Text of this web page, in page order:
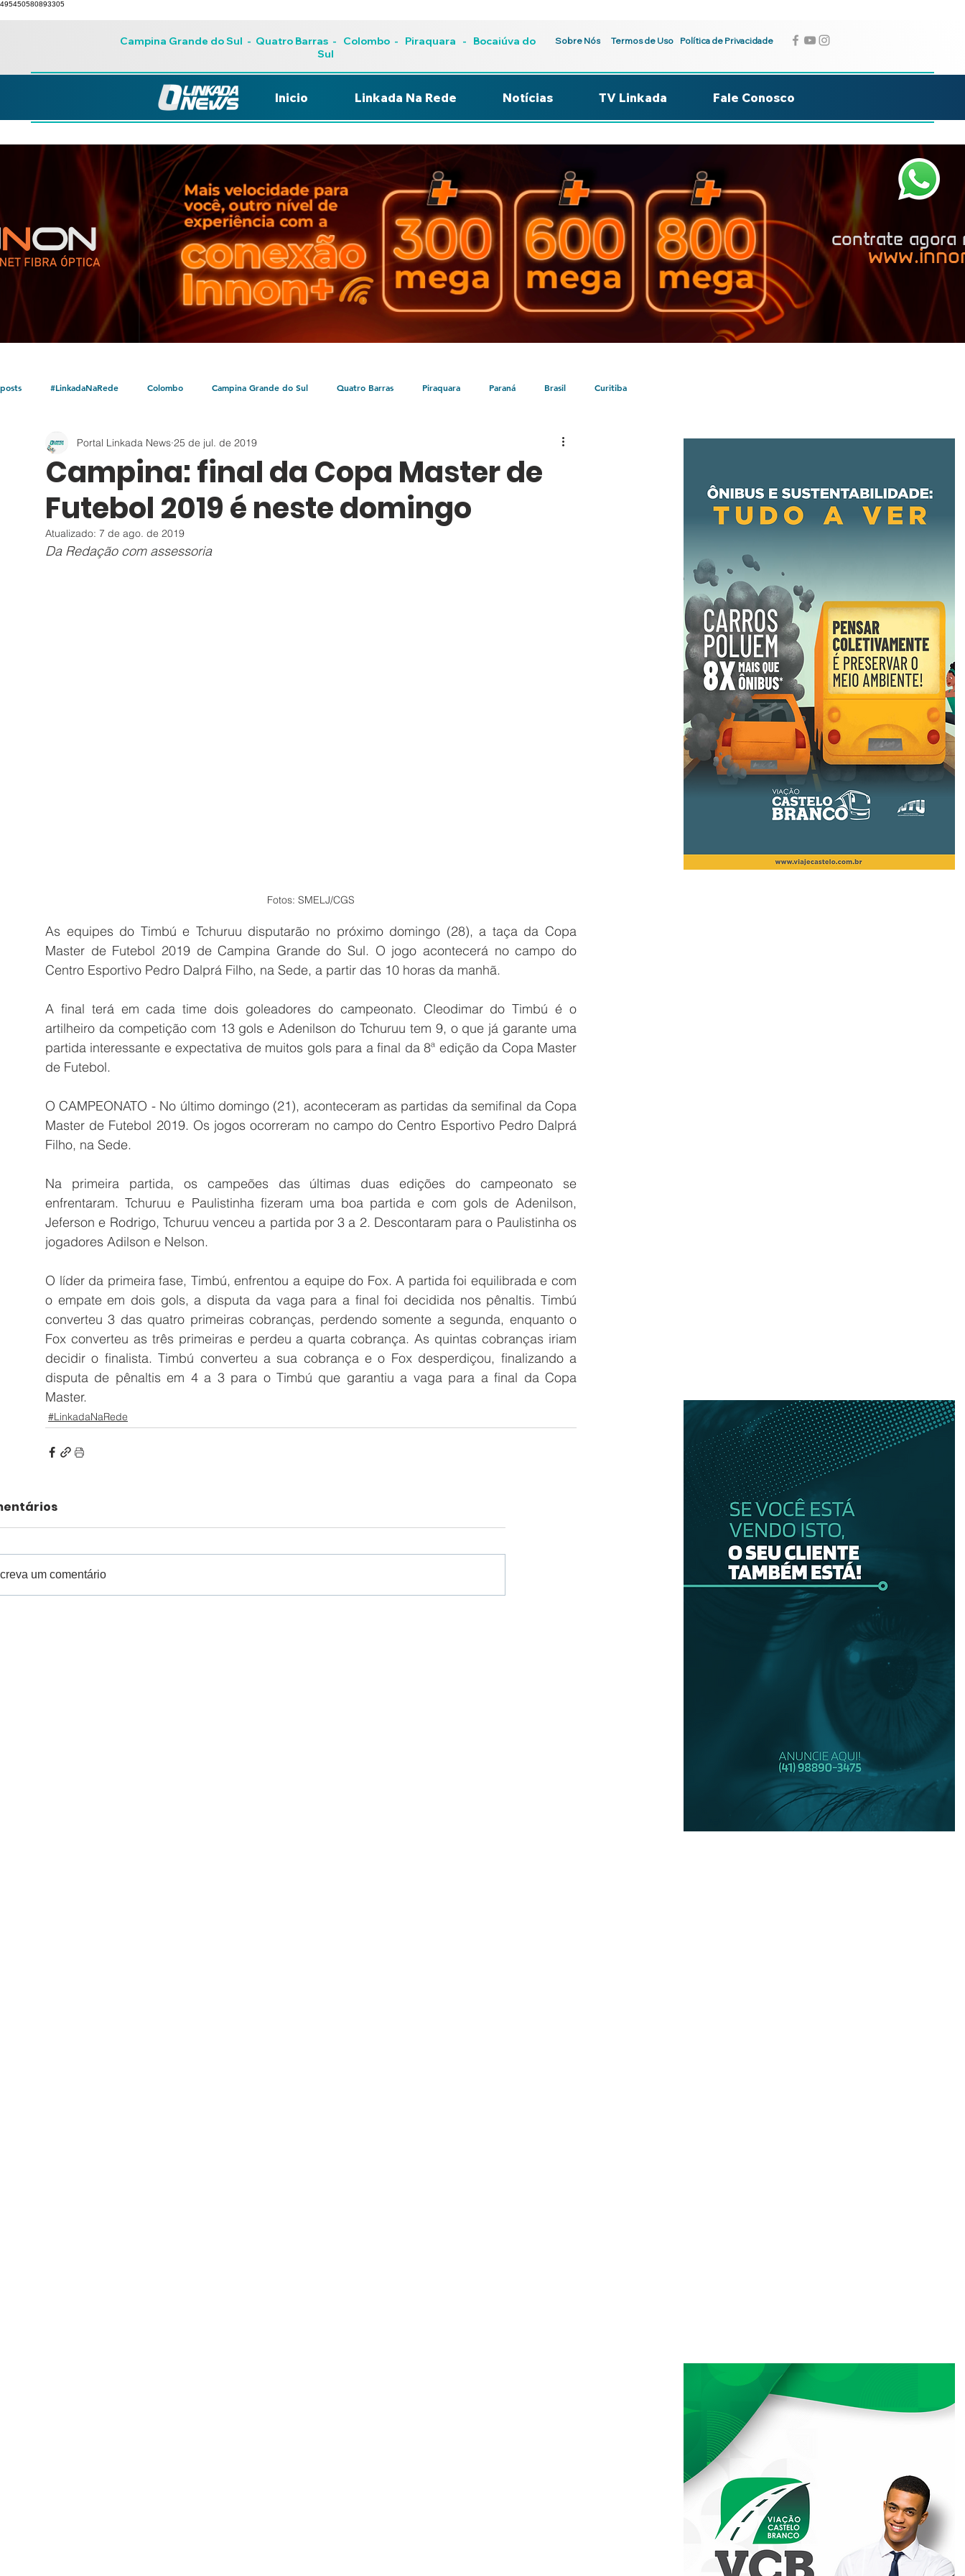
495450580893305
Campina Grande do Sul - Quatro Barras- Colombo- Piraquara - Bocaiúva do
Sul
Sobre Nós Termos de Uso Política de Privacidade
Inicio Linkada Na Rede Notícias TV Linkada Fale Conosco
#LinkadaNaRede Colombo Campina Grande do Sul Quatro Barras Piraquara Paraná Brasil Curitiba
Policial Bocaiúva do Sul Litoral
Campina: final da Copa Master de
Futebol 2019 é neste domingo
Portal Linkada News 25 de jul. de 2019
Atualizado: 7 de ago. de 2019
Da Redação com assessoria
Fotos: SMELJ/CGS
As equipes do Timbú e Tchuruu disputarão no próximo domingo (28), a taça da Copa
Master de Futebol 2019 de Campina Grande do Sul. O jogo acontecerá no campo do
Centro Esportivo Pedro Dalprá Filho, na Sede, a partir das 10 horas da manhã.
A final terá em cada time dois goleadores do campeonato. Cleodimar do Timbú é o
artilheiro da competição com 13 gols e Adenilson do Tchuruu tem 9, o que já garante uma
partida interessante e expectativa de muitos gols para a final da 8ª edição da Copa Master
de Futebol.
O CAMPEONATO - No último domingo (21), aconteceram as partidas da semifinal da Copa
Master de Futebol 2019. Os jogos ocorreram no campo do Centro Esportivo Pedro Dalprá
Filho, na Sede.
Na primeira partida, os campeões das últimas duas edições do campeonato se
enfrentaram. Tchuruu e Paulistinha fizeram uma boa partida e com gols de Adenilson,
Jeferson e Rodrigo, Tchuruu venceu a partida por 3 a 2. Descontaram para o Paulistinha os
jogadores Adilson e Nelson.
O líder da primeira fase, Timbú, enfrentou a equipe do Fox. A partida foi equilibrada e com
o empate em dois gols, a disputa da vaga para a final foi decidida nos pênaltis. Timbú
converteu 3 das quatro primeiras cobranças, perdendo somente a segunda, enquanto o
Fox converteu as três primeiras e perdeu a quarta cobrança. As quintas cobranças iriam
decidir o finalista. Timbú converteu a sua cobrança e o Fox desperdiçou, finalizando a
disputa de pênaltis em 4 a 3 para o Timbú que garantiu a vaga para a final da Copa
Master.
#LinkadaNaRede
um comentário